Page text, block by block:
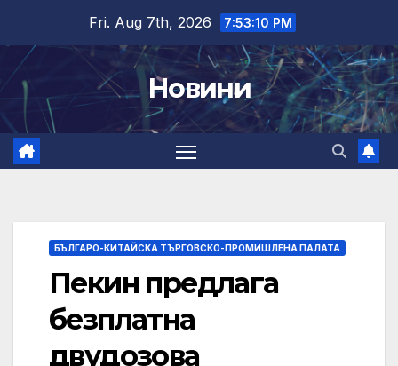
content
Fri. Aug 7th, 2026 7:53:11 PM
Новини
БЪЛГАРО-КИТАЙСКА ТЪРГОВСКО-ПРОМИШЛЕНА ПАЛАТА
Пекин предлага
безплатна
двудозова